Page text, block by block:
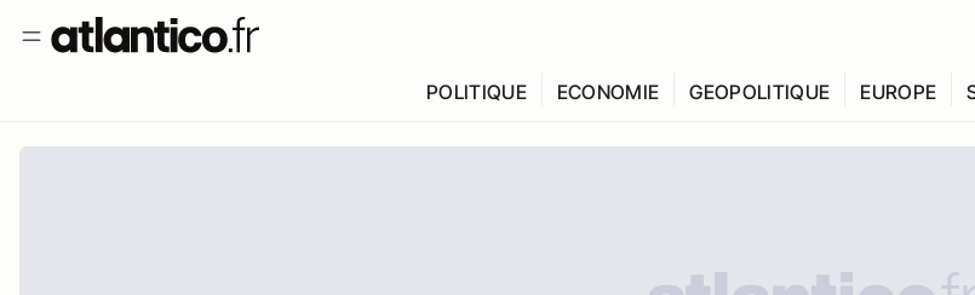
POLITIQUE ECONOMIE GEOPOLITIQUE EUROPE